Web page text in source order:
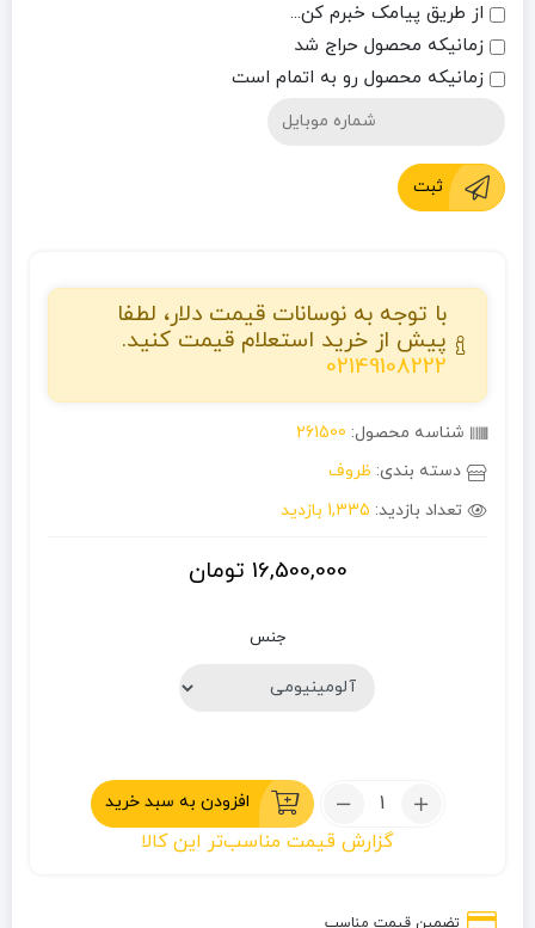
از طریق پیامک خبرم کن...
زمانیکه محصول حراج شد
زمانیکه محصول رو به اتمام است
ثبت
با توجه به نوسانات قیمت دلار، لطفا
پیش از خرید استعلام قیمت کنید.
02149108222
شناسه محصول: 261500
دسته بندی: ظروف
تعداد بازدید: 1,335 بازدید
16,500,000 تومان
جنس
تعداد:
1.8
افزودن به سبد خرید
گزارش قیمت مناسب‌تر این کالا
تضمین قیمت مناسب